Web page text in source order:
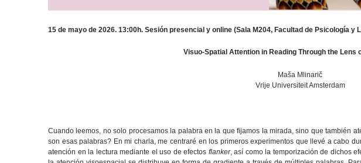
15 de mayo de 2026. 13:00h. Sesión presencial y online (Sala M204, Facultad de Psicología y
Visuo-Spatial Attention in Reading Through the Lens
Maša Mlinarič
Vrije Universiteit Amsterdam
Cuando leemos, no solo procesamos la palabra en la que fijamos la mirada, sino que también
son esas palabras? En mi charla, me centraré en los primeros experimentos que llevé a cabo
atención en la lectura mediante el uso de efectos flanker, así como la temporización de dichos